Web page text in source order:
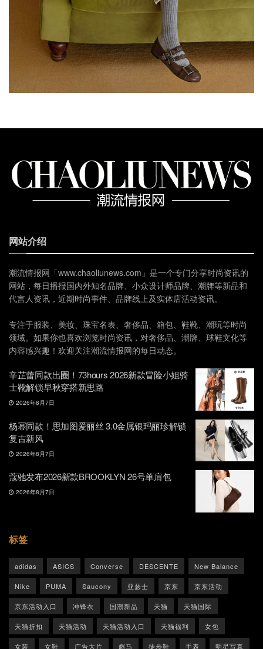
网站介绍
潮流情报网「www.chaoliunews.com」是一个专门分享时尚资讯的
网站，每日播报国内外知名品牌、小众设计师品牌、潮牌等新品和
代言人资讯，近期时尚事件、品牌线上及实体店活动资讯。
专注于服装、美妆、珠宝名表、奢侈品、箱包、鞋靴、潮玩等时尚
领域。如果你也喜欢浏览时尚资讯，对奢侈品、潮牌、球鞋文化等
内容感兴趣！欢迎关注潮流情报网的每日动态。
辛芷蕾同款出圈！73hours 2026新款冒险小姐骑
士靴解锁早秋穿搭新思路
2026年8月7日
杨幂同款！思加图爱丽丝 3.0金属银玛丽珍解锁
复古新风
2026年8月7日
蔻驰发布2026新款BROOKLYN 26号单肩包
2026年8月7日
标签
adidas ASICS Converse DESCENTE New Balance
Nike PUMA Saucony 亚瑟士 京东 京东活动
京东活动入口 冲锋衣 国潮新品 天猫 天猫国际
天猫折扣 天猫活动 天猫活动入口 天猫福利 女包
女装 女鞋 广告大片 彪马 徒步鞋 手表 明星写真